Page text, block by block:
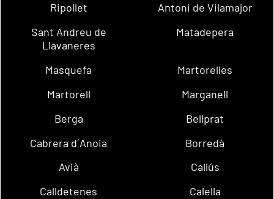
Ripollet
Antoni de Vilamajor
Sant Andreu de
Llavaneres
Matadepera
Masquefa
Martorelles
Martorell
Marganell
Berga
Bellprat
Cabrera d´Anoia
Borredà
Avià
Callús
Calldetenes
Calella